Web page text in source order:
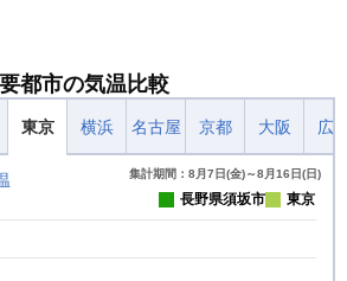
都市の気温比較
東京 横浜 名古屋 京都 大阪 広
集計期間：8月7日(金)～8月16日(日)
長野県須坂市 東京